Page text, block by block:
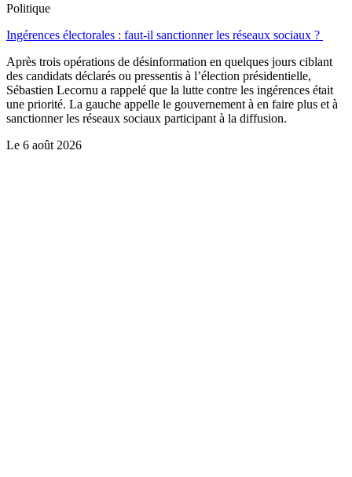
Politique
Ingérences électorales : faut-il sanctionner les réseaux sociaux ?
Après trois opérations de désinformation en quelques jours ciblant
des candidats déclarés ou pressentis à l’élection présidentielle,
Sébastien Lecornu a rappelé que la lutte contre les ingérences était
une priorité. La gauche appelle le gouvernement à en faire plus et à
sanctionner les réseaux sociaux participant à la diffusion.
Le 6 août 2026